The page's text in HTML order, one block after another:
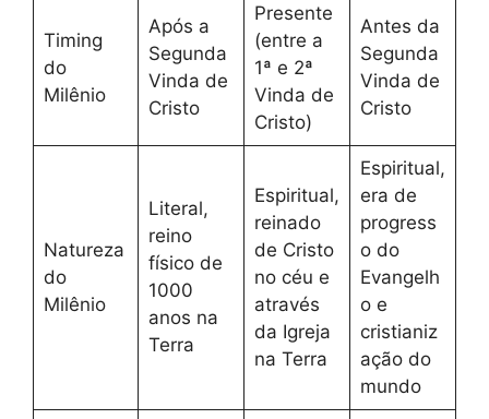
Timing
do
Milênio
Após a
Segunda
Vinda de
Cristo
Presente
(entre a
1ª e 2ª
Vinda de
Cristo)
Antes da
Segunda
Vinda de
Cristo
Natureza
do
Milênio
Literal,
reino
físico de
1000
anos na
Terra
Espiritual,
reinado
de Cristo
no céu e
através
da Igreja
na Terra
Espiritual,
era de
progress
o do
Evangelh
o e
cristianiz
ação do
mundo